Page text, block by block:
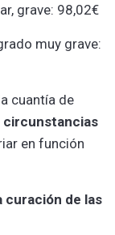
grave: 98,02€
muy grave:
cuantía de
circunstancias
en función
curación de las